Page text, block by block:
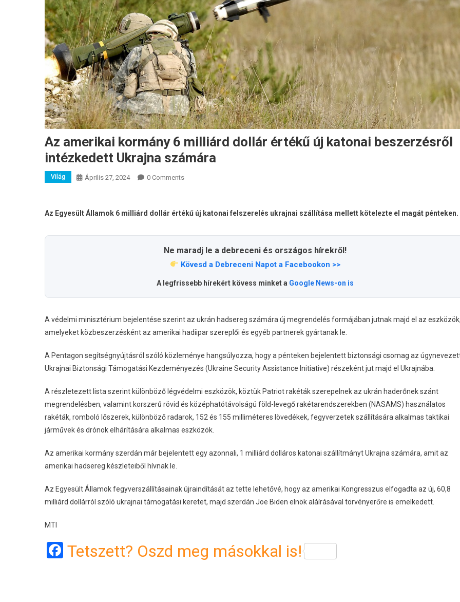
Az amerikai kormány 6 milliárd dollár értékű új katonai beszerzésről
intézkedett Ukrajna számára
Világ Április 27, 2024 0 Comments
Az Egyesült Államok 6 milliárd dollár értékű új katonai felszerelés ukrajnai szállítása mellett kötelezte el magát pénteken.
Ne maradj le a debreceni és országos hírekről!
Kövesd a Debreceni Napot a Facebookon >>
A legfrissebb hírekért kövess minket a Google News-on is
A védelmi minisztérium bejelentése szerint az ukrán hadsereg számára új megrendelés formájában jutnak majd el az
amelyeket közbeszerzésként az amerikai hadiipar szereplői és egyéb partnerek gyártanak le.
A Pentagon segítségnyújtásról szóló közleménye hangsúlyozza, hogy a pénteken bejelentett biztonsági csomag az
Ukrajnai Biztonsági Támogatási Kezdeményezés (Ukraine Security Assistance Initiative) részeként jut majd el Ukrajnába.
A részletezett lista szerint különböző légvédelmi eszközök, köztük Patriot rakéták szerepelnek az ukrán haderőnek szánt
megrendelésben, valamint korszerű rövid és középhatótávolságú föld-levegő rakétarendszerekben (NASAMS) használatos
rakéták, romboló lőszerek, különböző radarok, 152 és 155 milliméteres lövedékek, fegyverzetek szállítására alkalmas taktikai
járművek és drónok elhárítására alkalmas eszközök.
Az amerikai kormány szerdán már bejelentett egy azonnali, 1 milliárd dolláros katonai szállítmányt Ukrajna számára, amit az
amerikai hadsereg készleteiből hívnak le.
Az Egyesült Államok fegyverszállításainak újraindítását az tette lehetővé, hogy az amerikai Kongresszus elfogadta az új, 60,8
milliárd dollárról szóló ukrajnai támogatási keretet, majd szerdán Joe Biden elnök aláírásával törvényerőre is emelkedett.
MTI
Facebook
Tetszett? Oszd meg másokkal is!